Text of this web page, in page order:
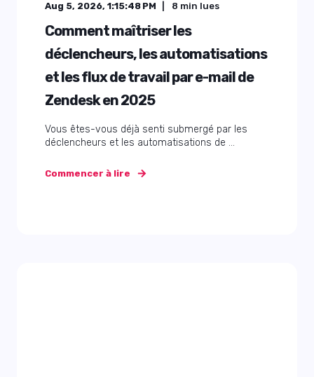
Aug 5, 2026, 1:15:48 PM 8 min lues
Comment maîtriser les
déclencheurs, les automatisations
et les flux de travail par e-mail de
Zendesk en 2025
Vous êtes-vous déjà senti submergé par les
déclencheurs et les automatisations de ...
Commencer à lire